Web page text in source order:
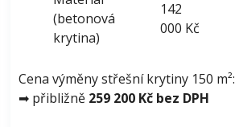
(betonová
krytina)
142
000 Kč
Cena výměny střešní krytiny 150 m²:
➡ přibližně 259 200 Kč bez DPH